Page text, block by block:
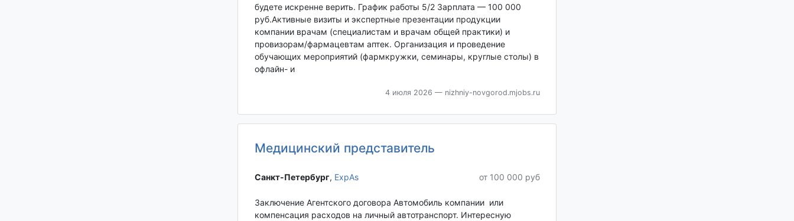
будете искренне верить. График работы 5/2 Зарплата — 100 000
руб.Активные визиты и экспертные презентации продукции
компании врачам (специалистам и врачам общей практики) и
провизорам/фармацевтам аптек. Организация и проведение
обучающих мероприятий (фармкружки, семинары, круглые столы) в
офлайн- и
4 июля 2026 — nizhniy-novgorod.mjobs.ru
Медицинский представитель
Санкт-Петербург‎, ExpAs от 100 000 руб
Заключение Агентского договора Автомобиль компании или
компенсация расходов на личный автотранспорт. Интересную